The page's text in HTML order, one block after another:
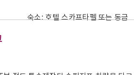
숙소: 호텔 스카프타펠 또는 동금